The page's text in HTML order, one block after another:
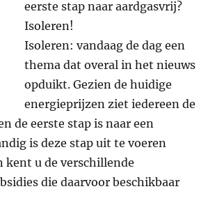
eerste stap naar aardgasvrij?
Isoleren!
Isoleren: vandaag de dag een
thema dat overal in het nieuws
opduikt. Gezien de huidige
energieprijzen ziet iedereen de
de eerste stap is naar een
is deze stap uit te voeren
kent u de verschillende
die daarvoor beschikbaar